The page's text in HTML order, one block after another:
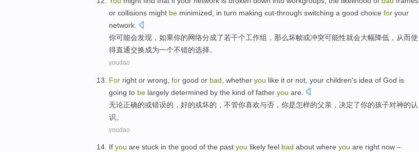
or collisions might be minimized, in turn making cut-through switching a good choice for your
network.
你可能会发现 ， 如果你的网络分成了若干个工作组 ，那么坏帧或冲突可能性就会大幅降低，从而使
得直通交换成为一个不错的选择。
youdao
For right or wrong for good or bad whether you like it or not, your children's idea of God is
going to be largely determined by the kind of father you are.
无论正确的或错误的， 好的或坏的， 不管你喜欢与否 ， 你是怎样的父亲 ， 决定了你的孩子对神的认
识。
youdao
If you are stuck in the good of the past you likely feel bad about where you are right now –